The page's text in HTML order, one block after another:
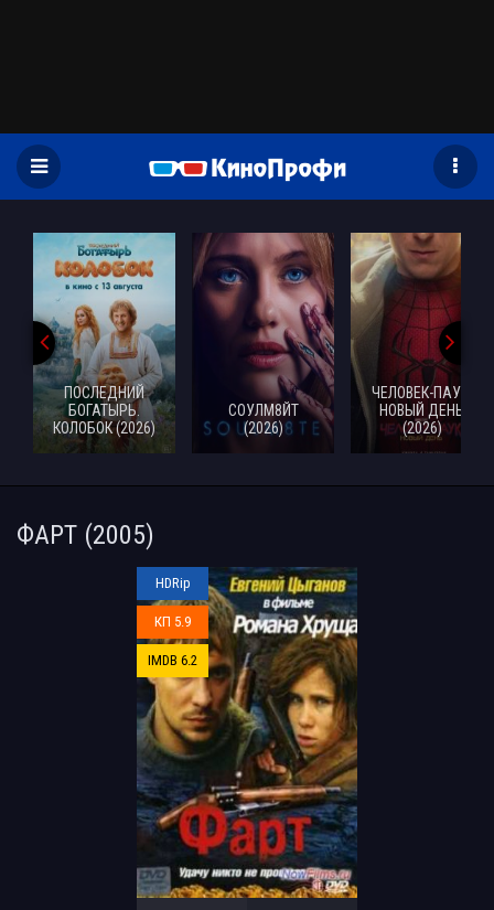
ПОСЛЕДНИЙ
БОГАТЫРЬ.
КОЛОБОК (2026)
СОУЛМ8ЙТ
(2026)
ЧЕЛОВЕК-ПАУК:
НОВЫЙ ДЕНЬ
(2026)
ФАРТ (2005)
HDRip
КП 5.9
IMDB 6.2